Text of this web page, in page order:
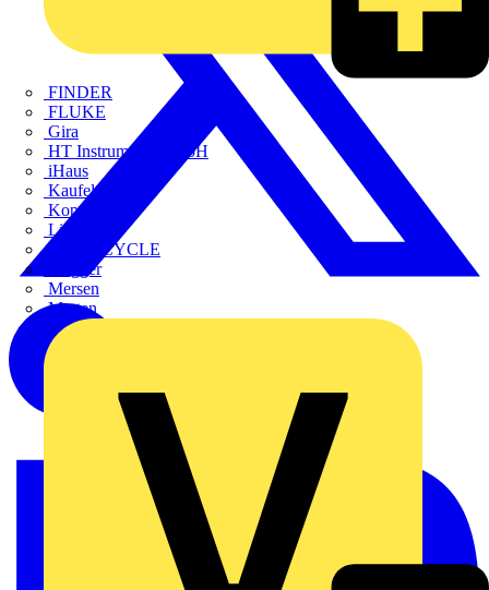
FINDER
FLUKE
Gira
HT Instruments GmbH
iHaus
Kaufel
Kopp
Lichtline
LIGHTCYCLE
Megger
Mersen
Merten